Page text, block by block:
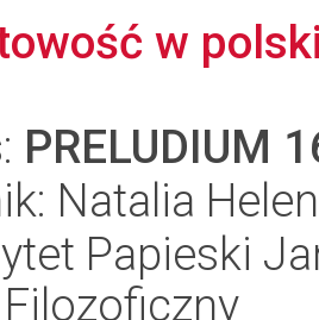
w
PRELUDIUM
Natalia
Papieski
Filozoficzny